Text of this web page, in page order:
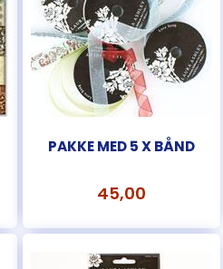
PAKKE MED 5 X BÅND
45,00